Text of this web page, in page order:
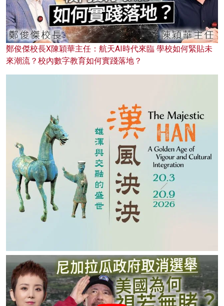
鄭俊傑校長X陳穎華主任：航天AI時代來臨 學校如何緊貼未
來潮流？校內數字教育如何實踐落地？